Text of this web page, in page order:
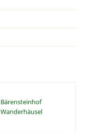
Bärensteinhof
Wanderhäusel